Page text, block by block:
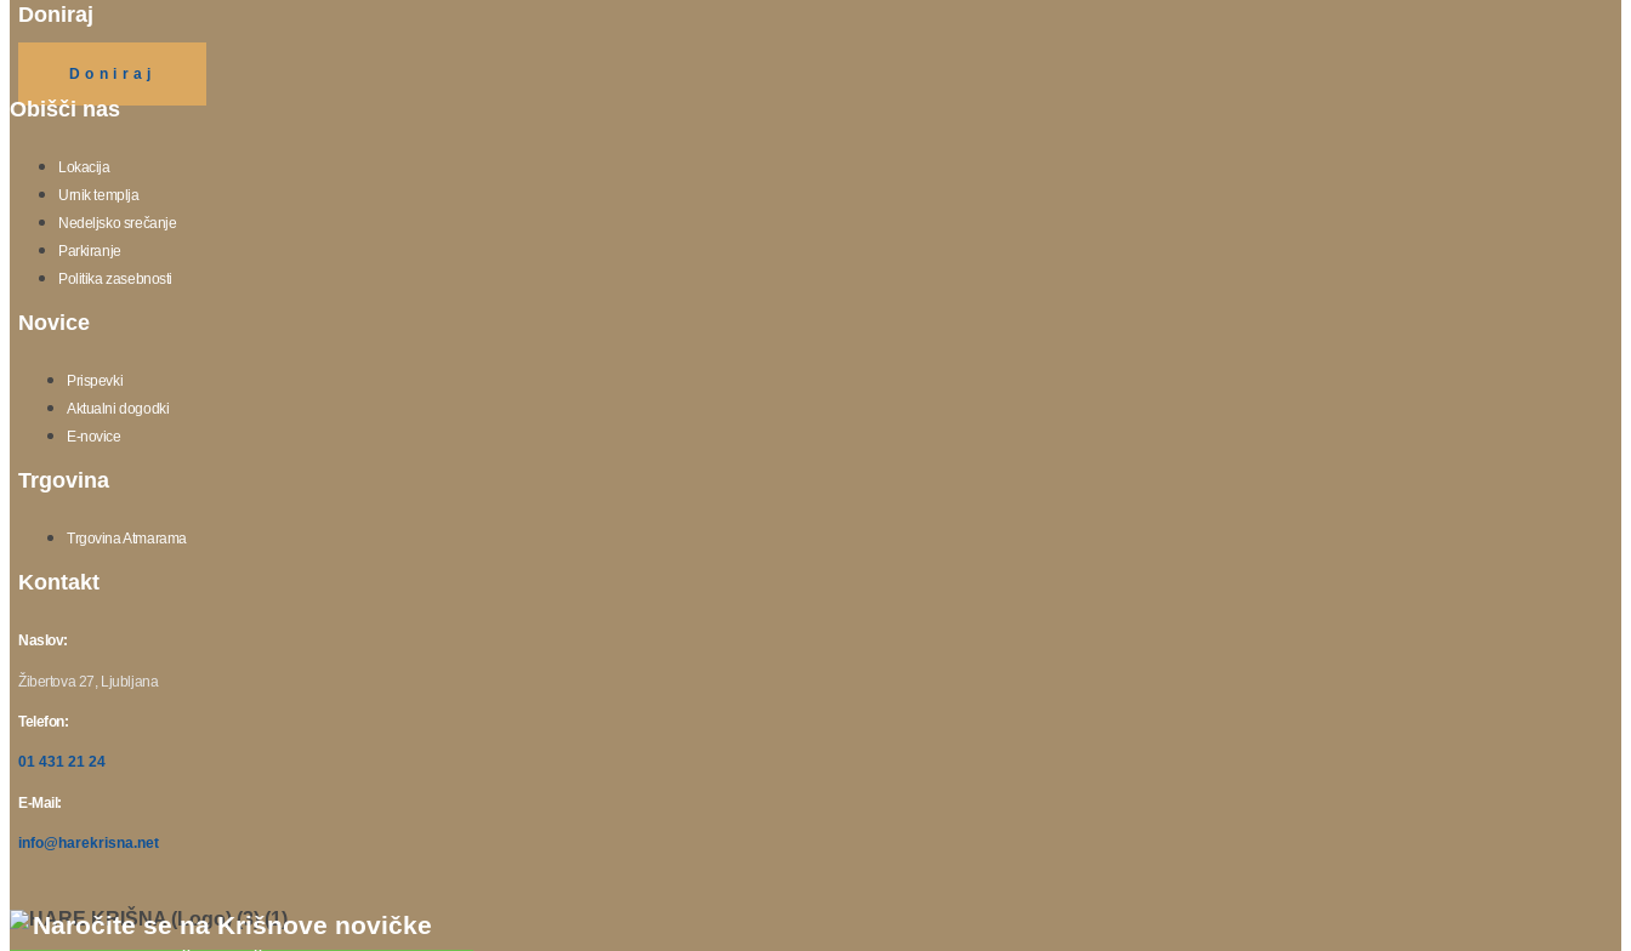
Doniraj
Doniraj
Obišči nas
Lokacija
Urnik templja
Nedeljsko srečanje
Parkiranje
Politika zasebnosti
Novice
Prispevki
Aktualni dogodki
E-novice
Trgovina
Trgovina Atmarama
Kontakt
Naslov:
Žibertova 27, Ljubljana
Telefon:
01 431 21 24
E-Mail:
info@harekrisna.net
Naročite se na Krišnove novičke